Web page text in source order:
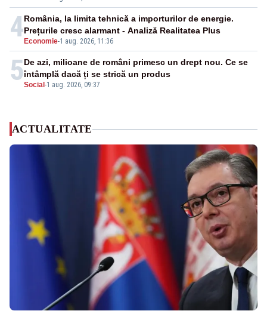
4 Economie-1 aug. 2026, 11:36
România, la limita tehnică a importurilor de energie.
Prețurile cresc alarmant - Analiză Realitatea Plus
5Social -1 aug. 2026, 09:37
De azi, milioane de români primesc un drept nou. Ce se
întâmplă dacă ți se strică un produs
ACTUALITATE